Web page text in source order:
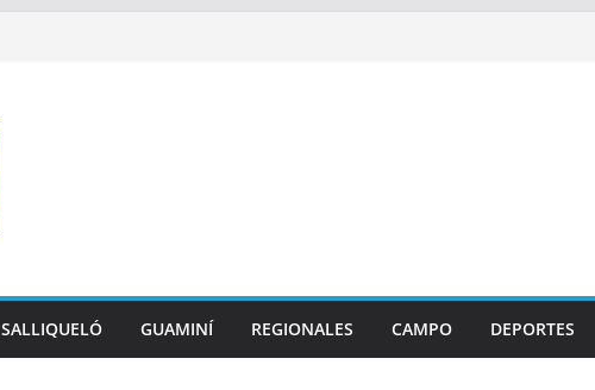
SALLIQUELÓ GUAMINÍ REGIONALES CAMPO DEPORTES